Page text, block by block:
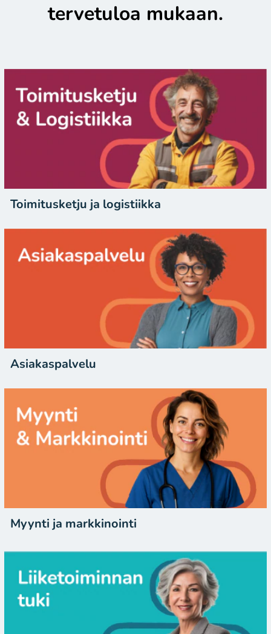
tervetuloa mukaan.
Toimitusketju ja logistiikka
Asiakaspalvelu
Myynti ja markkinointi